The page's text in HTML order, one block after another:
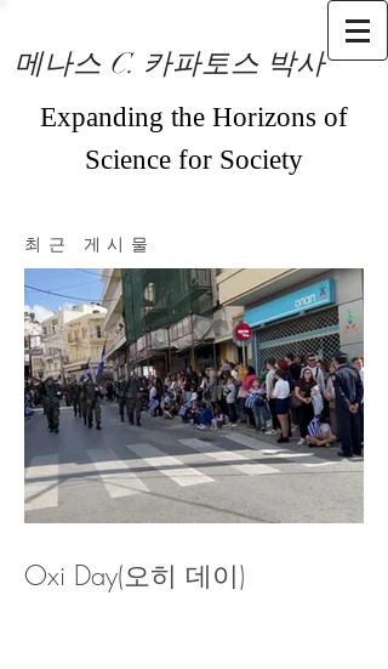
메나스 C. 카파토스 박사
Expanding the Horizons of
Science for Society
최근 게시물
Oxi Day(오히 데이)